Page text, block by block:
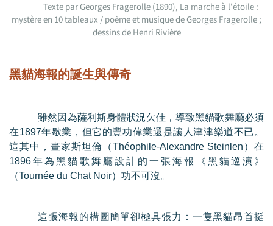
Texte par Georges Fragerolle (1890), La marche à l'étoile :
mystère en 10 tableaux / poème et musique de Georges Fragerolle ;
dessins de Henri Rivière
黑貓海報的誕生與傳奇
雖然因為薩利斯身體狀況欠佳，導致黑貓歌舞廳必須
在1897年歇業，但它的豐功偉業還是讓人津津樂道不已。
這其中，畫家斯坦倫（Théophile-Alexandre Steinlen ）在
1896年為黑貓歌舞廳設計的一張海報《黑貓巡演》
（Tournée du Chat Noir）功不可沒。
這張海報的構圖簡單卻極具張力：一隻黑貓昂首挺